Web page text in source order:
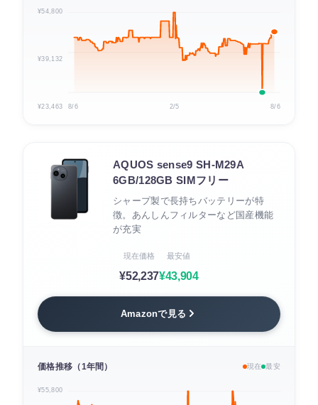
¥54,800
¥39,132
¥23,463 8/6 2/5 8/6
AQUOS sense9 SH-M29A
6GB/128GB SIMフリー
シャープ製で長持ちバッテリーが特
徴。あんしんフィルターなど国産機能
が充実
現在価格
¥52,237
最安値
¥43,904
Amazonで見る
価格推移（1年間） 現在 最安
¥55,800